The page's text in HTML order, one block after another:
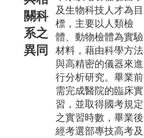
關科
系之
異同
及生物科技人才為目
標，主要以人類檢
體、動物檢體為實驗
材料，藉由科學方法
與高精密的儀器來進
行分析研究。畢業前
需完成醫院的臨床實
習，並取得國考規定
之實習時數，畢業後
經考選部專技高考及